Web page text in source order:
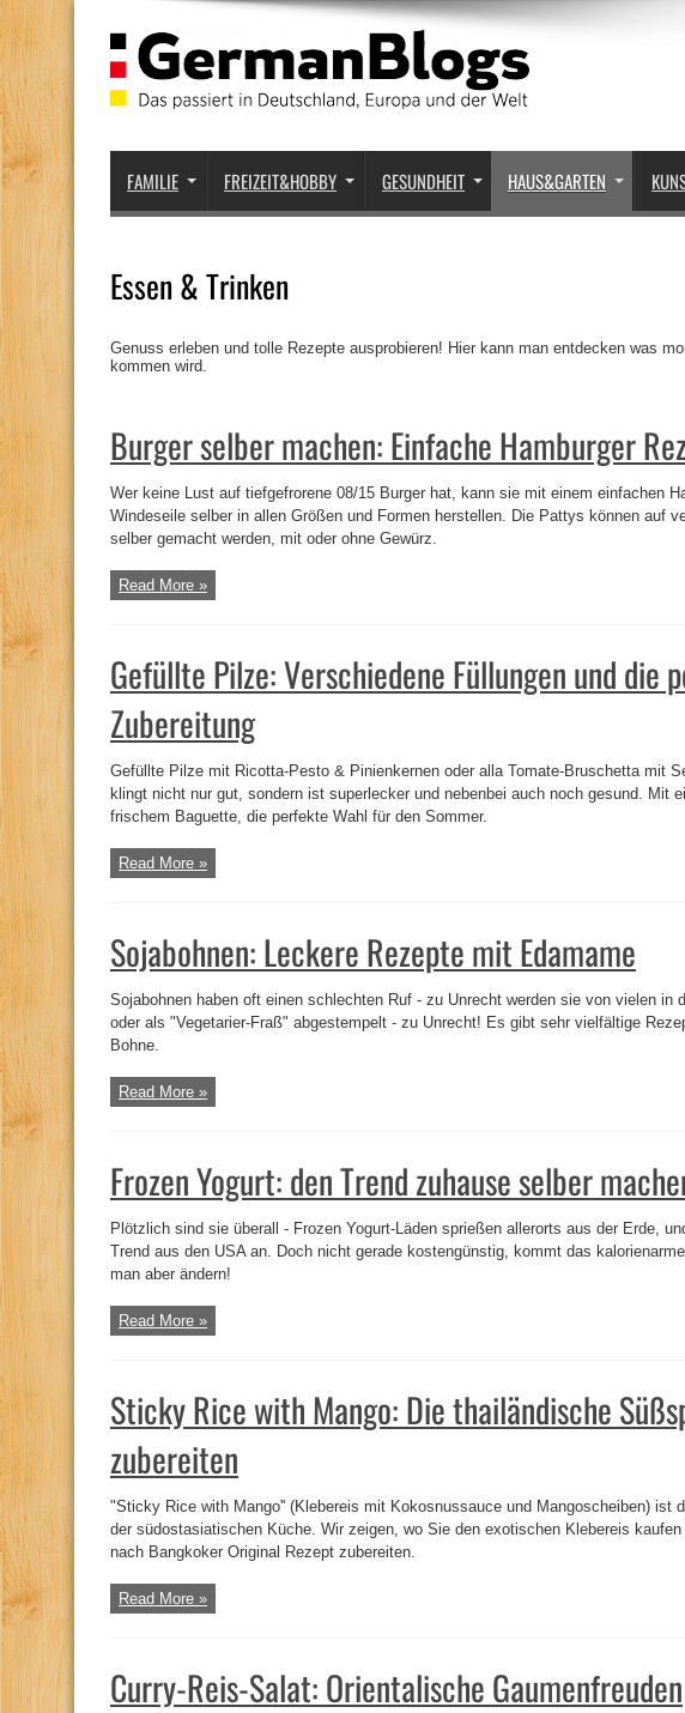
FAMILIE FREIZEIT&HOBBY GESUNDHEIT HAUS&GARTEN
Essen & Trinken
Genuss erleben und tolle Rezepte ausprobieren! Hier kann man entdecken was
kommen wird.
Burger selber machen: Einfache Hamburger
Wer keine Lust auf tiefgefrorene 08/15 Burger hat, kann sie mit einem einfachen
Windeseile selber in allen Größen und Formen herstellen. Die Pattys können auf
selber gemacht werden, mit oder ohne Gewürz.
Read More »
Gefüllte Pilze: Verschiedene Füllungen und die
Zubereitung
Gefüllte Pilze mit Ricotta-Pesto & Pinienkernen oder alla Tomate-Bruschetta mit
klingt nicht nur gut, sondern ist superlecker und nebenbei auch noch gesund. Mit
frischem Baguette, die perfekte Wahl für den Sommer.
Read More »
Sojabohnen: Leckere Rezepte mit Edamame
Sojabohnen haben oft einen schlechten Ruf - zu Unrecht werden sie von vielen in
oder als "Vegetarier-Fraß" abgestempelt - zu Unrecht! Es gibt sehr vielfältige
Bohne.
Read More »
Frozen Yogurt: den Trend zuhause selber
Plötzlich sind sie überall - Frozen Yogurt-Läden sprießen allerorts aus der Erde,
Trend aus den USA an. Doch nicht gerade kostengünstig, kommt das
man aber ändern!
Read More »
Sticky Rice with Mango: Die thailändische
zubereiten
"Sticky Rice with Mango'' (Klebereis mit Kokosnussauce und Mangoscheiben) ist
der südostasiatischen Küche. Wir zeigen, wo Sie den exotischen Klebereis
nach Bangkoker Original Rezept zubereiten.
Read More »
Curry-Reis-Salat: Orientalische Gaumenfreuden